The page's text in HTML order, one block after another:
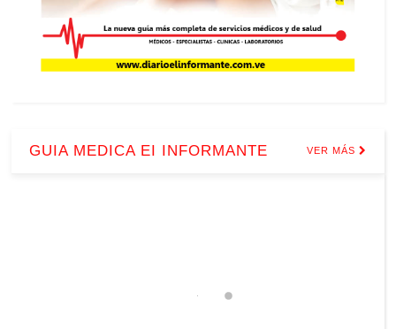
GUIA MEDICA EI INFORMANTE VER MÁS